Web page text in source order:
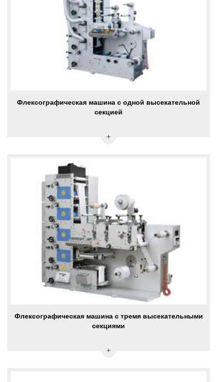
Флексографическая машина с одной высекательной
секцией
Флексографическая машина с тремя высекательными
секциями